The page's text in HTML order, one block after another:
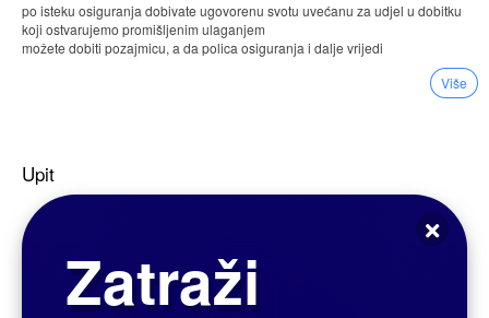
po isteku osiguranja dobivate ugovorenu svotu uvećanu za udjel u dobitku
koji ostvarujemo promišljenim ulaganjem
možete dobiti pozajmicu, a da polica osiguranja i dalje vrijedi
u slučaju potpune i trajne radne nesposobnosti Allianz preuzima plaćanje
za rođenje prvog djeteta u trajanju osiguranja isplaćujemo vam naknadu u
sredstvima plaćanja
možete napraviti promjenu iznosa štednje i isplate za slučaj smrti bez
ugovaranja nove police
polica osiguranja života može biti jamstvo otplate kredita
po isteku police možete dobiti jednokratnu isplata ili isplatu po obrocima
kroz određeni period
možete ugovoriti dodatno osiguranje za slučaj nastanka 10 najčešćih
ozbiljnih bolesti i stanja.
Više
Upit